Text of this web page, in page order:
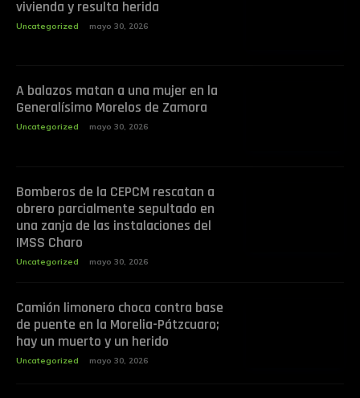
vivienda y resulta herida
Uncategorized mayo 30, 2026
A balazos matan a una mujer en la
Generalísimo Morelos de Zamora
Uncategorized mayo 30, 2026
Bomberos de la CEPCM rescatan a
obrero parcialmente sepultado en
una zanja de las instalaciones del
IMSS Charo
Uncategorized mayo 30, 2026
Camión limonero choca contra base
de puente en la Morelia-Pátzcuaro;
hay un muerto y un herido
Uncategorized mayo 30, 2026